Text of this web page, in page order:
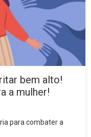
bem alto!
a mulher!
para combater a